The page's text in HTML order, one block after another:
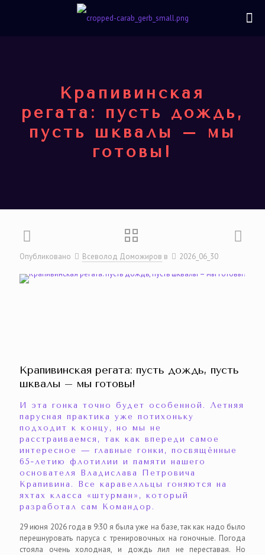
Крапивинская
регата: пусть дождь,
пусть шквалы – мы
готовы!
Опубликовано Всеволод Доможиров в 2026_06_30
Крапивинская регата: пусть дождь, пусть
шквалы – мы готовы!
И эта гонка точно будет особенной. Летняя
парусная практика уже потихоньку
подходит к концу, но мы не
расстраиваемся, так как впереди самое
интересное — главные гонки, посвящённые
65‑летию флотилии и памяти нашего
основателя Владислава Петровича
Крапивина. Все каравелльцы гоняются на
яхтах класса «штурман», который
разработал сам Командор.
29 июня 2026 года в 9:30 я была уже на базе, так как надо было
перешнуровать паруса с тренировочных на гоночные. Погода
стояла очень холодная, и дождь лил не переставая. Но